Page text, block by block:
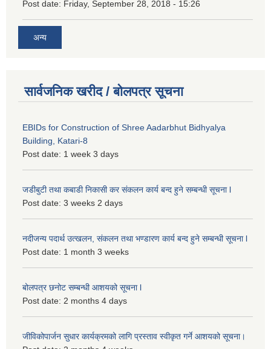
Post date: Friday, September 28, 2018 - 15:26
अन्य
सार्वजनिक खरीद / बोलपत्र सूचना
EBIDs for Construction of Shree Aadarbhut Bidhyalya
Building, Katari-8
Post date: 1 week 3 days
जडीबुटी तथा कबाडी निकासी कर संकलन कार्य बन्द हुने सम्बन्धी सूचना l
Post date: 3 weeks 2 days
नदीजन्य पदार्थ उत्खलन, संकलन तथा भण्डारण कार्य बन्द हुने सम्बन्धी सूचना l
Post date: 1 month 3 weeks
बोलपत्र छनोट सम्बन्धी आशयको सूचना l
Post date: 2 months 4 days
जीविकोपार्जन सुधार कार्यक्रमको लागि प्रस्ताव स्वीकृत गर्ने आशयको सूचना।